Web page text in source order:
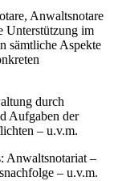
Anwaltsnotare
Unterstützung im
sämtliche Aspekte
durch
Aufgaben der
– u.v.m.
Anwaltsnotariat –
– u.v.m.